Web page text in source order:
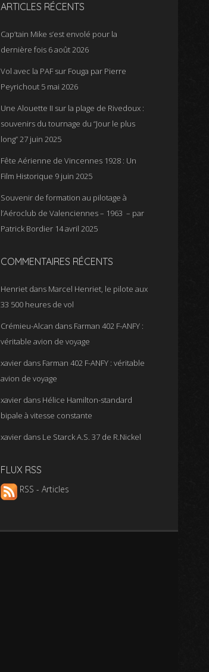
ARTICLES RÉCENTS
Cap’tain Mike s’est envolé pour la
dernière fois 6 août 2026
Vol avec la PAF sur Fouga par Pierre
Peyrichout 5 mai 2026
Une Alouette II sur la plage de Rivedoux :
souvenirs du tournage du “Jour le plus
long”27 juin 2025
Fête Aérienne de Vincennes 1928 : Un
Film Historique 9 juin 2025
Souvenir de formation au pilotage à
l’Aéroclub de Valenciennes – 1963 – par
Patrick Bordier 14 avril 2025
COMMENTAIRES RÉCENTS
Henriet dans Marcel Henriet, le pilote aux
33 500 heures de vol
Crémieu-Alcan dans Farman 402 F-ANFY :
véritable avion de voyage
xavier dans Farman 402 F-ANFY : véritable
avion de voyage
xavier dans Hélice Hamilton-standard
bipale à vitesse constante
xavier dans Le Starck A.S. 37 de R.Nickel
FLUX RSS
RSS - Articles